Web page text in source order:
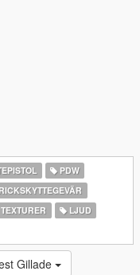
PDW
LJUD
Gillade